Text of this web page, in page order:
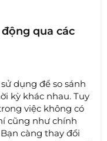
qua các
dụng để so sánh
kỳ khác nhau. Tuy
việc không có
cũng như chính
càng thay đổi